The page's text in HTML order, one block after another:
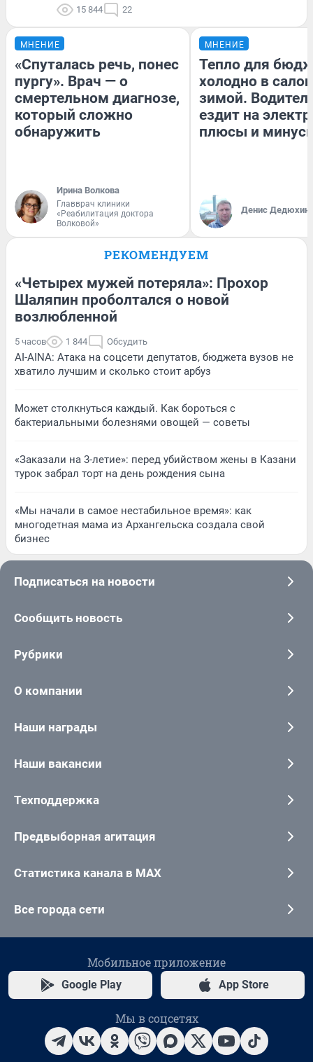
15 844 22
МНЕНИЕ
«Спуталась речь, понес
пургу». Врач — о
смертельном диагнозе,
который сложно
обнаружить
Ирина Волкова
Главврач клиники
«Реабилитация доктора
Волковой»
МНЕНИЕ
Тепло для
холодно в
зимой.
ездит на
плюсы и
Денис Дедюхин
РЕКОМЕНДУЕМ
«Четырех мужей потеряла»: Прохор
Шаляпин проболтался о новой
возлюбленной
5 часов 1 844 Обсудить
AI-AINA: Атака на соцсети депутатов, бюджета вузов не
хватило лучшим и сколько стоит арбуз
Может столкнуться каждый. Как бороться с
бактериальными болезнями овощей — советы
«Заказали на 3-летие»: перед убийством жены в Казани
турок забрал торт на день рождения сына
«Мы начали в самое нестабильное время»: как
многодетная мама из Архангельска создала свой
бизнес
Подписаться на новости
Сообщить новость
Рубрики
О компании
Наши награды
Наши вакансии
Техподдержка
Предвыборная агитация
Статистика канала в MAX
Все города сети
Мобильное приложение
Google Play App Store
Мы в соцсетях